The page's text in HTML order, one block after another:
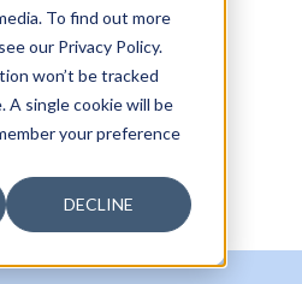
To find out more
our Privacy Policy.
won’t be tracked
single cookie will be
your preference
DECLINE